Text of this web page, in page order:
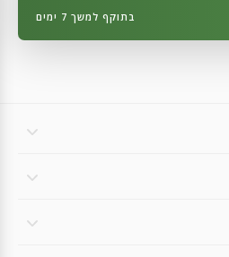
Apple iPad Pro 11 inch 3rd Gen
Apple iPad Air 5th Gen (WiFi+Cellular)
בתוקף למשך 7 ימים